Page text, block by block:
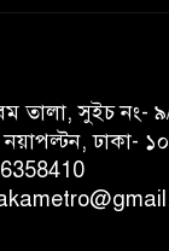
তালা, সুইচ নং-
ঢাকা-